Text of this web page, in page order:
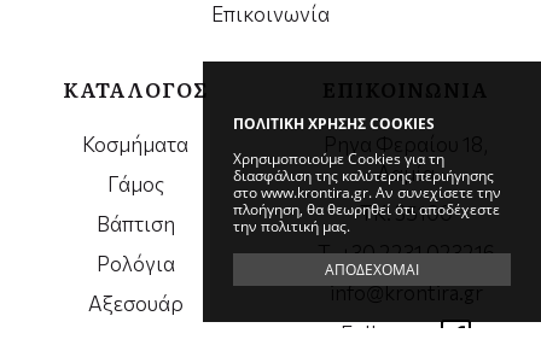
ΠΟΛΙΤΙΚΗ ΧΡΗΣΗΣ COOKIES
Χρησιμοποιούμε Cookies για τη
διασφάλιση της καλύτερης περιήγησης
στο www.krontira.gr. Αν συνεχίσετε την
πλοήγηση, θα θεωρηθεί ότι αποδέχεστε
την πολιτική μας.
ΑΠΟΔΕΧΟΜΑΙ
Επικοινωνία
ΚΑΤΑΛΟΓΟΣ
Κοσμήματα
Γάμος
Βάπτιση
Ρολόγια
Αξεσουάρ
Λαμία
ΤΚ. 35100
Τ. +30 2231 023216
info@krontira.gr
Follow us